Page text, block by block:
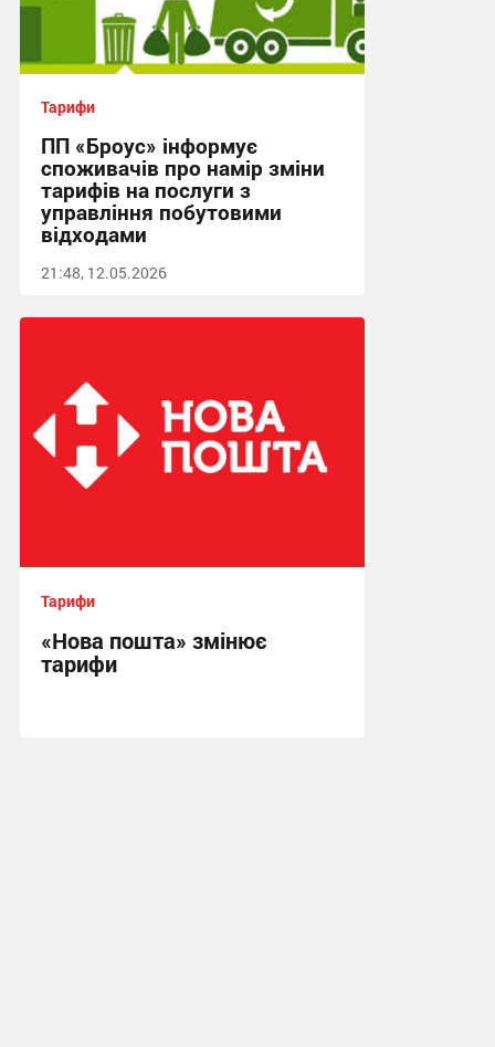
Тарифи
ПП «Броус» інформує
споживачів про намір зміни
тарифів на послуги з
управління побутовими
відходами
21:48, 12.05.2026
Тарифи
«Нова пошта» змінює
тарифи